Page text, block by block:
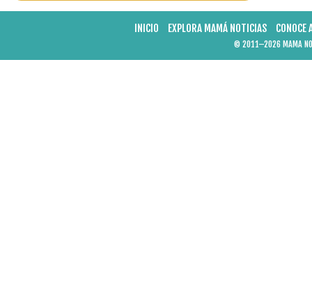
INICIO EXPLORA MAMÁ NOTICIAS CONOCE
© 2011–2026 MAMA